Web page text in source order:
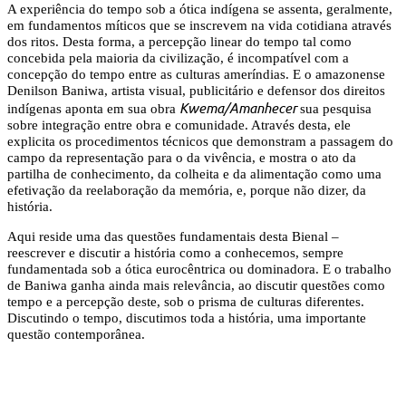
A experiência do tempo sob a ótica indígena se assenta, geralmente,
em fundamentos míticos que se inscrevem na vida cotidiana através
dos ritos. Desta forma, a percepção linear do tempo tal como
concebida pela maioria da civilização, é incompatível com a
concepção do tempo entre as culturas ameríndias. E o amazonense
Denilson Baniwa, artista visual, publicitário e defensor dos direitos
indígenas aponta em sua obra Kwema/Amanhecersua pesquisa
sobre integração entre obra e comunidade. Através desta, ele
explicita os procedimentos técnicos que demonstram a passagem do
campo da representação para o da vivência, e mostra o ato da
partilha de conhecimento, da colheita e da alimentação como uma
efetivação da reelaboração da memória, e, porque não dizer, da
história.
Aqui reside uma das questões fundamentais desta Bienal –
reescrever e discutir a história como a conhecemos, sempre
fundamentada sob a ótica eurocêntrica ou dominadora. E o trabalho
de Baniwa ganha ainda mais relevância, ao discutir questões como
tempo e a percepção deste, sob o prisma de culturas diferentes.
Discutindo o tempo, discutimos toda a história, uma importante
questão contemporânea.